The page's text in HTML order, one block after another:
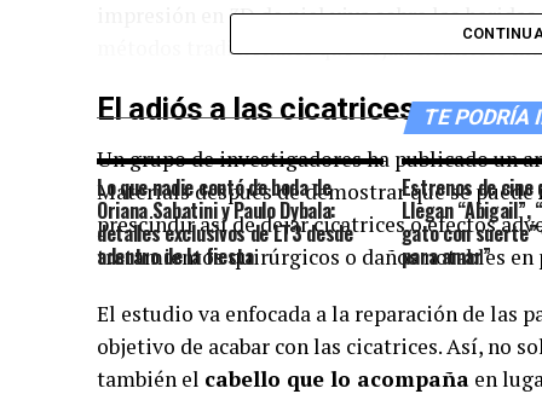
impresión en 3D de piel viva sobre las
métodos tradicionales que dejan cicatrices
El adiós a las cicatrices
Un grupo de investigadores ha publicado un
Materials después de demostrar que se puede
prescindir así de dejar cicatrices o efectos
tratamientos quirúrgicos o daños notables en
El estudio va enfocada a la reparación de las
objetivo de acabar con las cicatrices. Así, no
también el cabello que lo acompaña en
TE PODRÍA
Lo que nadie contó de boda de
Oriana Sabatini y Paulo Dybala:
detalles exclusivos de LT3 desde
adentro de la fiesta
Estrenos de cine
Llegan “Abigail”,
gato con suerte”
para amar”